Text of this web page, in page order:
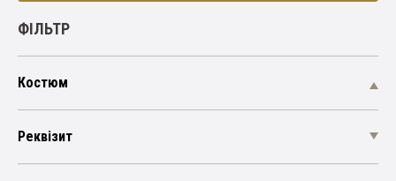
ФІЛЬТР
Костюм
Реквізит